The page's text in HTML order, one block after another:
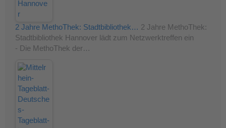
2 Jahre MethoThek: Stadtbibliothek… 2 Jahre MethoThek:
Stadtbibliothek Hannover lädt zum Netzwerktreffen ein
- Die MethoThek der…